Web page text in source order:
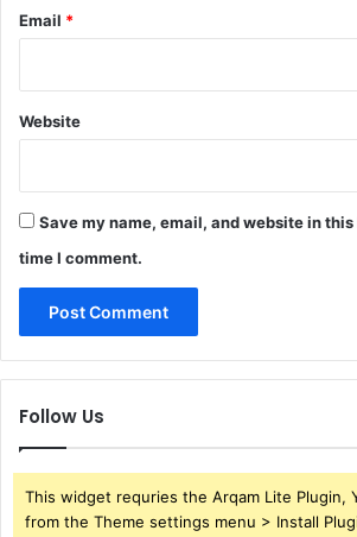
Email *
Website
Save my name, email, and website in
time I comment.
Follow Us
This widget requries the Arqam Lite Plugin,
from the Theme settings menu > Install